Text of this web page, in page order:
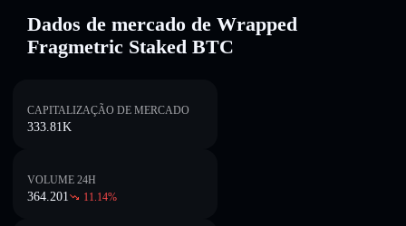
Dados de mercado de Wrapped
Fragmetric Staked BTC
CAPITALIZAÇÃO DE MERCADO
333.81K
VOLUME 24H
364.201 11.14%